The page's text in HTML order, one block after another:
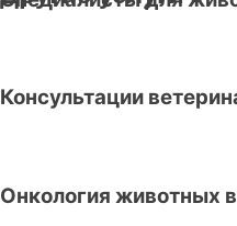
Консультации
Онкология животных